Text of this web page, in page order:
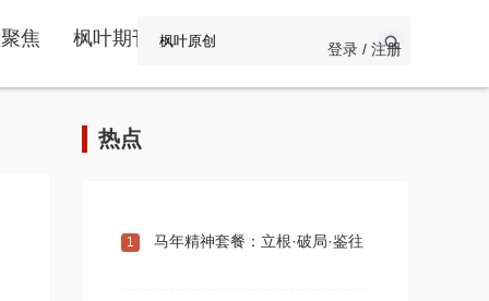
焦 枫叶期刊 登录 / 注册
热点
1 马年精神套餐：立根·破局·鉴往